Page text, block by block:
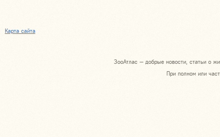
Карта сайта
ЗооАтлас — добрые новости, статьи о
При полном или